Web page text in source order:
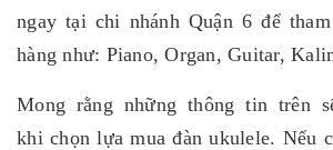
ngay tại chi nhánh Quận 6 để
hàng như: Piano, Organ, Guitar,
Mong rằng những thông tin trên
khi chọn lựa mua đàn ukulele. Nếu